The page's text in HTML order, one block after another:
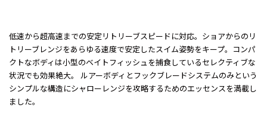
低速から超高速までの安定リトリーブスピードに対応。ショアからのリ
トリーブレンジをあらゆる速度で安定したスイム姿勢をキープ。コンパ
クトなボディは小型のベイトフィッシュを捕食しているセレクティブな
状況でも効果絶大。 ルアーボディとフックブレードシステムのみという
シンプルな構造にシャローレンジを攻略するためのエッセンスを満載し
ました。